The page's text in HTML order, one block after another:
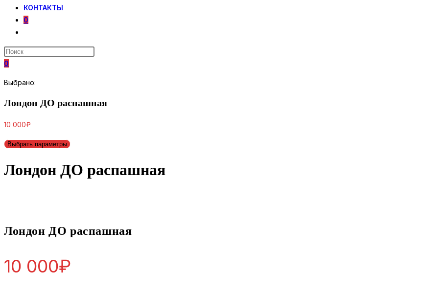
КОНТАКТЫ
0
ПО
САЙТУ
0
Выбрано:
Лондон ДО распашная
10 000₽
Выбрать параметры
Лондон ДО распашная
Лондон ДО распашная
10 000₽